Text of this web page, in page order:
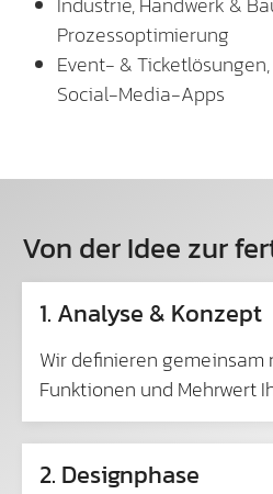
Prozessoptimierung
Event- &
Social-Media-Apps
Von der Idee zur
1. Analyse & Konzept
Wir definieren gemeinsam
Funktionen und Mehrwert
2. Designphase